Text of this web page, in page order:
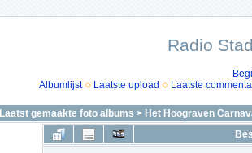
Radio
Albumlijst
Laatste upload Laatste
Laatst gemaakte foto albums > Het Hoograven